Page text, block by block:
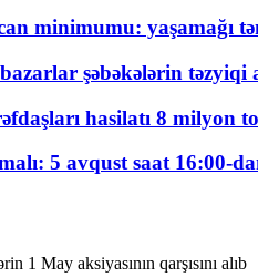
minimumu: yaşamağı
şəbəkələrin təzyiqi
hasilatı 8 milyon
5 avqust saat 16:00-
1 May aksiyasının qarşısını alıb